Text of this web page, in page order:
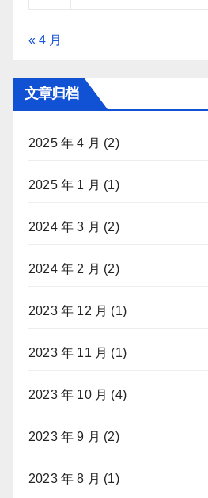
« 4 月
文章归档
2025 年 4 月 (2)
2025 年 1 月 (1)
2024 年 3 月 (2)
2024 年 2 月 (2)
2023 年 12 月 (1)
2023 年 11 月 (1)
2023 年 10 月 (4)
2023 年 9 月 (2)
2023 年 8 月 (1)